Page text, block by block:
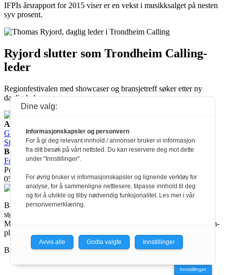
IFPIs årsrapport for 2015 viser er en vekst i musikksalget på nesten
syv prosent.
Ryjord slutter som Trondheim Calling-
leder
Regionfestivalen med showcaser og bransjetreff søker etter ny
daglig leder.
Ansvarlig redaktør:
Guro Kleveland Annonseansvarlig:
Sture Bjørseth
Besøksadresse:
Fossveien 24, 0551 Oslo
Postboks 2073 Grünerløkka,
0505 Oslo
Ballade mottar tilskudd fra Norsk kulturråd, i tillegg til økonomisk
støtte fra eierne NOPA, Norsk komponistforening og
Musikkforleggerne. Ballade drives etter Redaktør- og Vær Varsom-
plakaten.
BALLADE — NORGES MUSIKKMAGASIN
Innstillinger
Dine valg:
Informasjonskapsler og personvern
For å gi deg relevant innhold / annonser bruker vi informasjon
fra ditt besøk på vårt nettsted. Du kan reservere deg mot dette
under "Innstillinger".
For øvrig bruker vi informasjonskapsler og lignende verktøy for
analyse, for å sammenligne nettlesere, tilpasse innhold til deg
og for å utvikle og tilby nødvendig funksjonalitet. Les mer i vår
personvernerklæring.
Avvis alle Godta valgte Innstillinger